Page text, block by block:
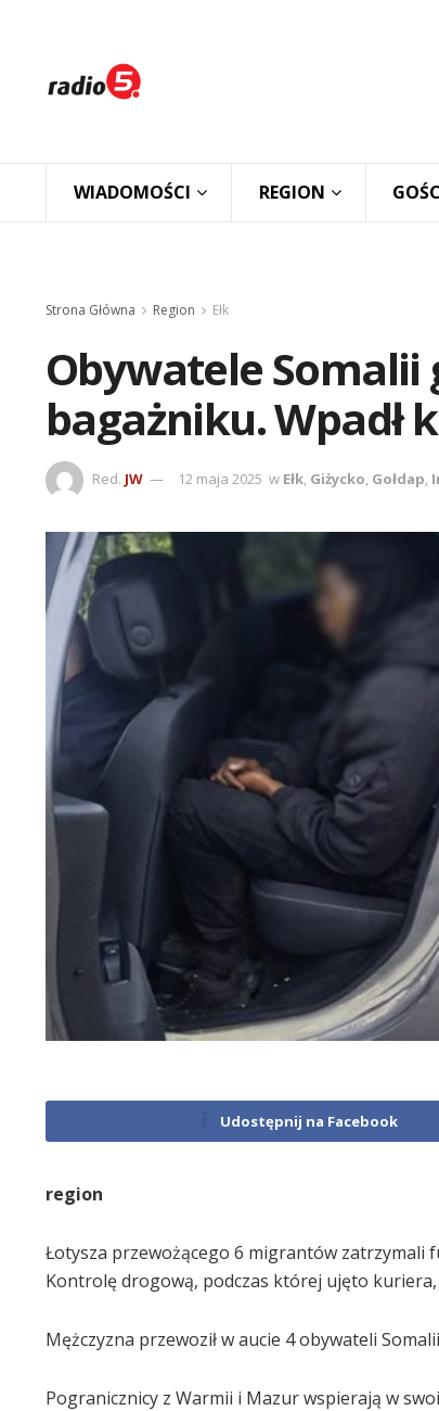
WIADOMOŚCI REGION
Strona Główna Region Ełk
Obywatele
bagażniku. Wpadł
Red. JW 12 maja 2025 w Ełk, Giżycko, Gołdap,
Udostępnij na Facebook
region
Łotysza przewożącego 6 migrantów zatrzymali
Kontrolę drogową, podczas której ujęto
Mężczyzna przewoził w aucie 4 obywateli
Pogranicznicy z Warmii i Mazur wspierają w